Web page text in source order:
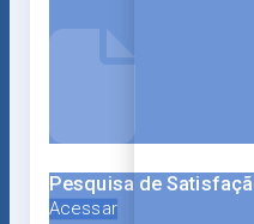
Pesquisa de
Acessar